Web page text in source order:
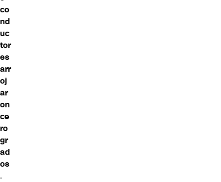
co
nd
uc
tor
es
arr
oj
ar
on
ce
ro
gr
ad
os
.